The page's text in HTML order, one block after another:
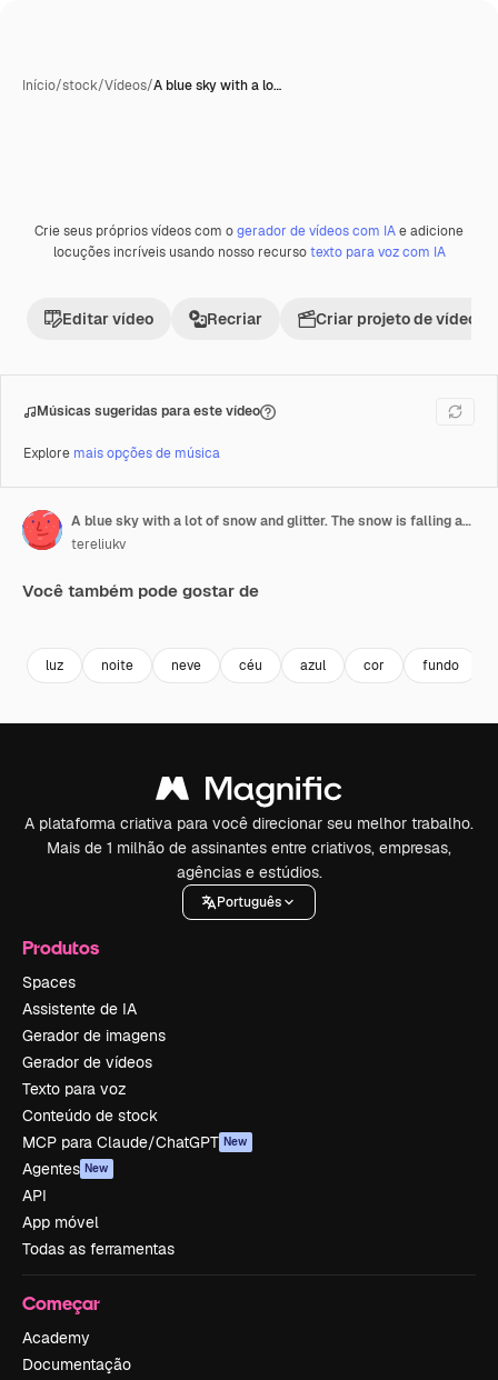
Início/stock/Vídeos/A blue sky with a lo…
PremiumGerada com IA
Crie seus próprios vídeos com ogerador de vídeos com IAe adicione
locuções incríveis usando nosso recursotexto para voz com IA
Editar vídeo Recriar Criar projeto de vídeo
Músicas sugeridas para este vídeo
Explore mais opções de música
A blue sky with a lot of snow and glitter. The snow is falling and the sky is bright blue
tereliukv
Você também pode gostar de
luz noite neve céu azul cor fundo
A plataforma criativa para você direcionar seu melhor trabalho.
Mais de 1 milhão de assinantes entre criativos, empresas,
agências e estúdios.
Português
Produtos
Spaces
Assistente de IA
Gerador de imagens
Gerador de vídeos
Texto para voz
Conteúdo de stock
MCP para Claude/ChatGPT New
Agentes New
API
App móvel
Todas as ferramentas
Começar
Academy
Documentação